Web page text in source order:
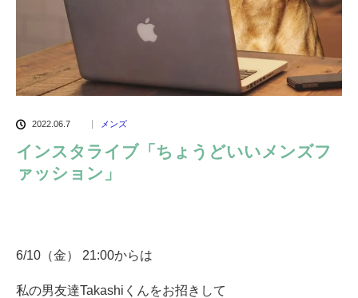
2022.06.7 メンズ
インスタライブ「ちょうどいいメンズフ
ァッション」
6/10（金） 21:00からは
私の男友達Takashiくんをお招きして